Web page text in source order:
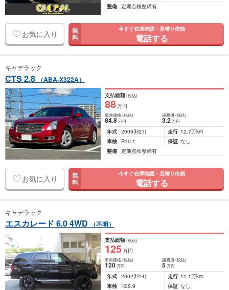
整備 定期点検整備有
お気に入り 無
料
今すぐ在庫確認・見積り依頼
電話する
キャデラック
CTS 2.8 （ABA-X322A）
支払総額(税込)
88万円
車両価格(税込)
84.8万円
諸費用 (税込)
3.2 万円
年式 2009(H21) 走行 12.7万km
車検
R10.1 保証 なし
整備 定期点検整備有
お気に入り 無
料
今すぐ在庫確認・見積り依頼
電話する
キャデラック
エスカレード 6.0 4WD （不明）
支払総額(税込)
125万円
車両価格(税込)
120万円
諸費用 (税込)
5 万円
年式 2002(H14) 走行 11.1万km
車検
R08.9 保証 なし